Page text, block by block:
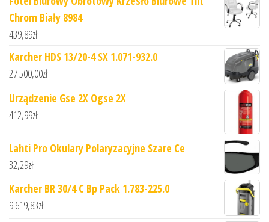
Chrom Biały 8984
439,89zł
Karcher HDS 13/20-4 SX 1.071-932.0
27 500,00zł
Urządzenie Gse 2X Ogse 2X
412,99zł
Lahti Pro Okulary Polaryzacyjne Szare Ce
32,29zł
Karcher BR 30/4 C Bp Pack 1.783-225.0
9 619,83zł